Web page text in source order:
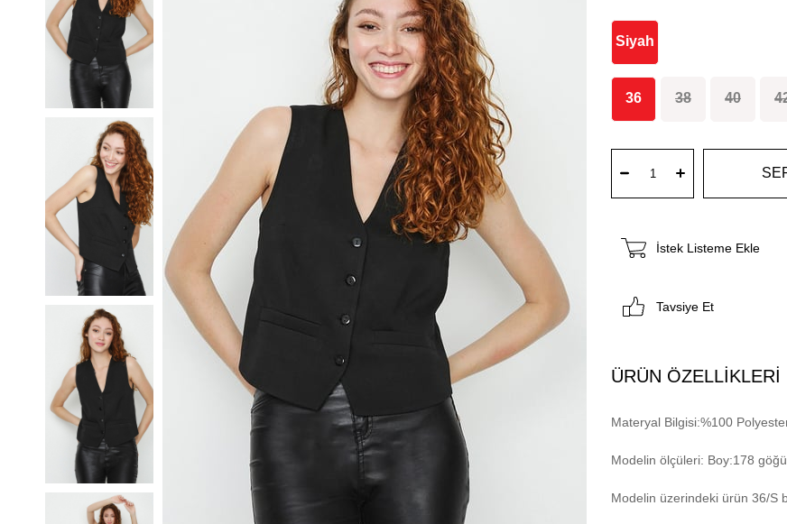
Siyah
36 38 40
İstek Listeme Ekle
Tavsiye Et
ÜRÜN ÖZELLIKLERI
Materyal Bilgisi:%100
Modelin ölçüleri: Boy:178
Modelin üzerindeki ürün 36/S